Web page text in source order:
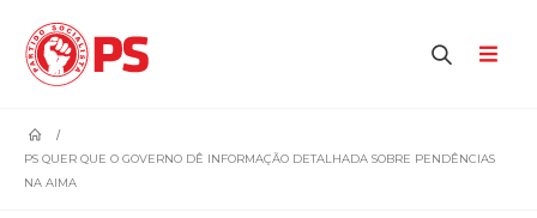
PS QUER QUE O GOVERNO DÊ INFORMAÇÃO DETALHADA SOBRE PENDÊNCIAS
NA AIMA